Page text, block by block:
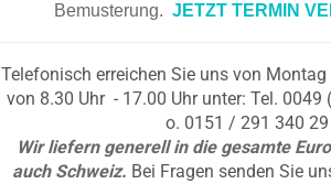
Bemusterung. JETZT TERMIN
Telefonisch erreichen Sie uns von
von 8.30 Uhr - 17.00 Uhr unter: Tel.
o. 0151 / 291 340 29
Wir liefern generell in die gesamte
auch Schweiz. Bei Fragen senden Sie